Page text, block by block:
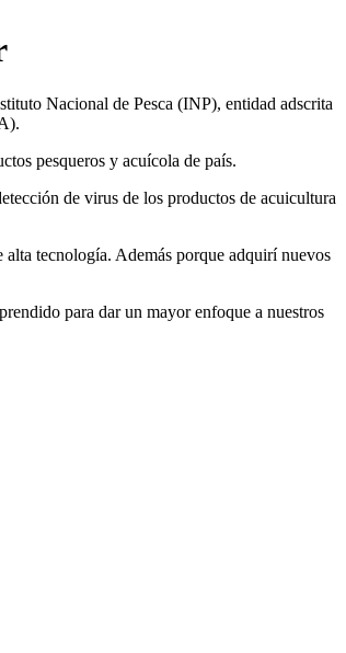
Nacional de Pesca (INP), entidad adscrita
pesqueros y acuícola de país.
de virus de los productos de acuicultura
tecnología. Además porque adquirí nuevos
para dar un mayor enfoque a nuestros